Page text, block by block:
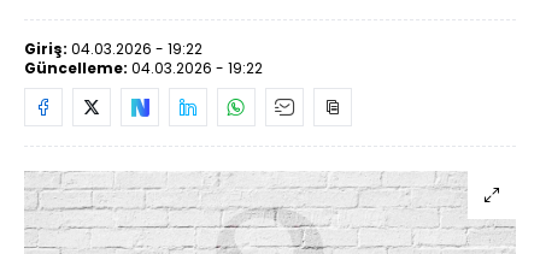
Giriş: 04.03.2026 - 19:22
Güncelleme: 04.03.2026 - 19:22